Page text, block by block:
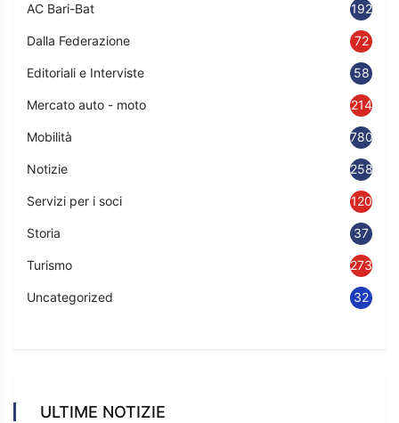
AC Bari-Bat 192
Dalla Federazione 72
Editoriali e Interviste 58
Mercato auto - moto 214
Mobilità 780
Notizie 2583
Servizi per i soci 120
Storia 37
Turismo 273
Uncategorized 32
ULTIME NOTIZIE